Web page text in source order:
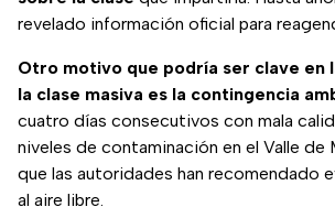
revelado información oficial para
Otro motivo que podría ser clave en
la clase masiva es la contingencia
cuatro días consecutivos con mala
niveles de contaminación en el Valle de
que las autoridades han recomendado
al aire libre.